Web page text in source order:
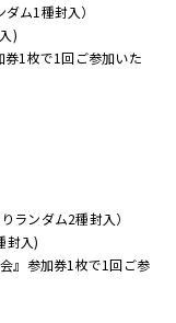
ム1種封入）
)
1枚で1回ご参加いた
ランダム2種封入）
封入)
』参加券1枚で1回ご参